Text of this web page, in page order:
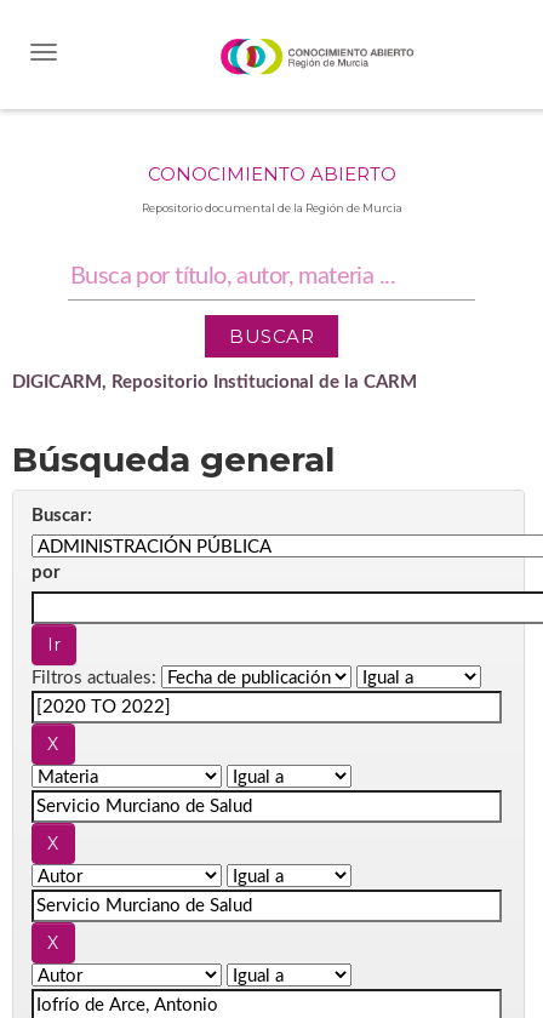
CONOCIMIENTO ABIERTO
Repositorio documental de la Región de Murcia
DIGICARM, Repositorio Institucional de la CARM
Búsqueda general
Buscar:
por
Filtros actuales: